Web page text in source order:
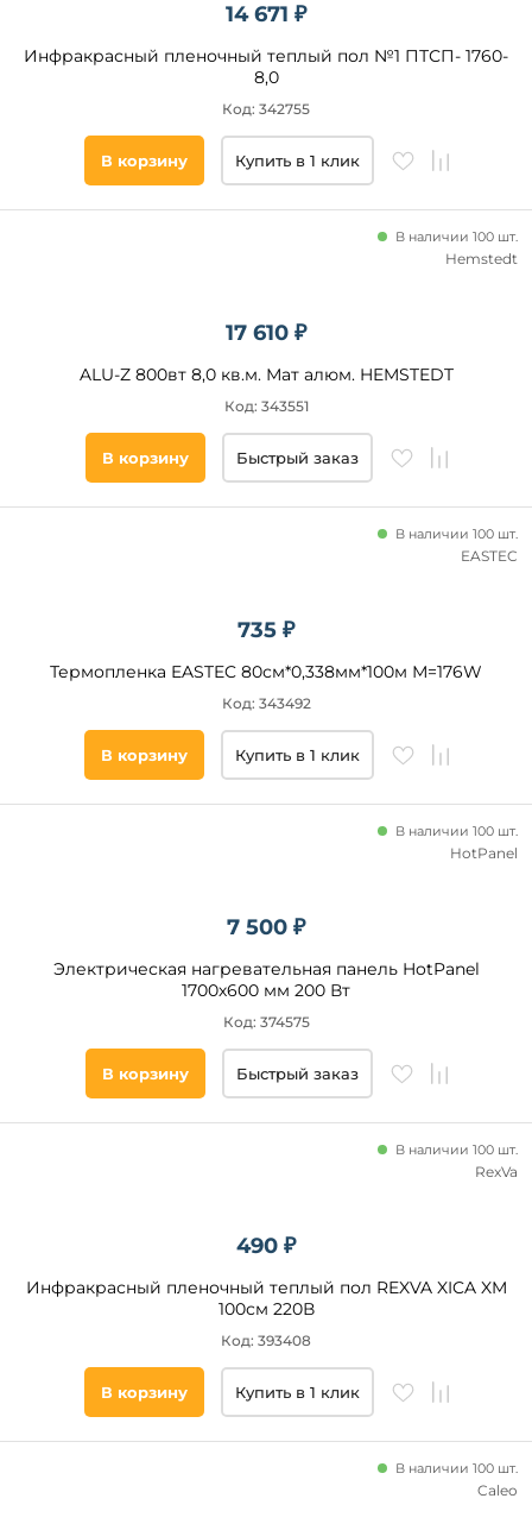
14 671 ₽
Инфракрасный пленочный теплый пол №1 ПТСП- 1760-
8,0
Код: 342755
В корзину Купить в 1 клик
17 610 ₽
ALU-Z 800вт 8,0 кв.м. Мат алюм. HEMSTEDT
В наличии 100 шт.
Код: 343551
Hemstedt
В корзину Быстрый заказ
735 ₽
Термопленка EASTEC 80см*0,338мм*100м М=176W
В наличии 100 шт.
Код: 343492
EASTEC
В корзину Купить в 1 клик
7 500 ₽
Электрическая нагревательная панель HotPanel
1700х600 мм 200 Вт
В наличии 100 шт.
Код: 374575
HotPanel
В корзину Быстрый заказ
490 ₽
Инфракрасный пленочный теплый пол REXVA XICA XM
100см 220В
В наличии 100 шт.
Код: 393408
RexVa
В корзину Купить в 1 клик
В наличии 100 шт.
Caleo